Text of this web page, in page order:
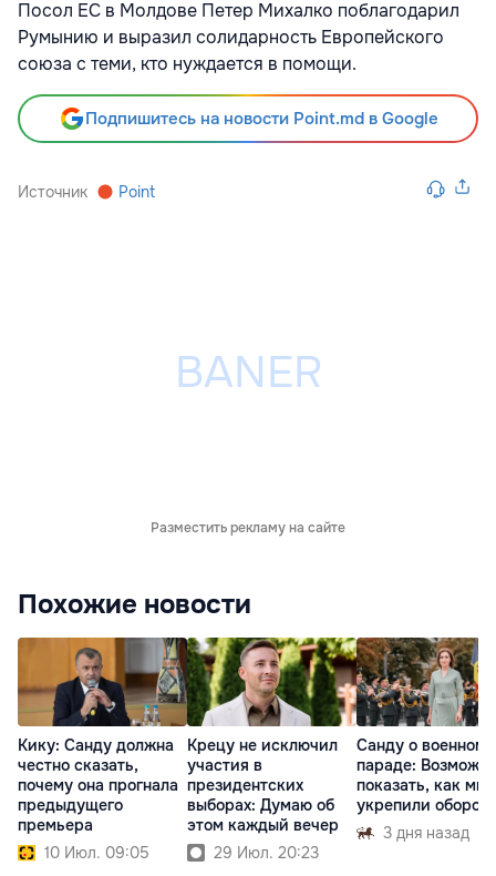
Посол ЕС в Молдове Петер Михалко поблагодарил
Румынию и выразил солидарность Европейского
cоюза с теми, кто нуждается в помощи.
Подпишитесь на новости Point.md в Google
Источник Point
Разместить рекламу на сайте
Похожие новости
Кику: Санду должна
честно сказать,
почему она прогнала
предыдущего
премьера
10 Июл. 09:05
Крецу не исключил
участия в
президентских
выборах: Думаю об
этом каждый вечер
29 Июл. 20:23
Санду о военном
параде:
показать, как мы
укрепили
3 дня назад